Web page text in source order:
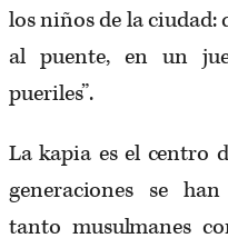
los niños de la ciudad:
al puente, en un
pueriles”.
La kapia es el centro
generaciones se
tanto musulmanes